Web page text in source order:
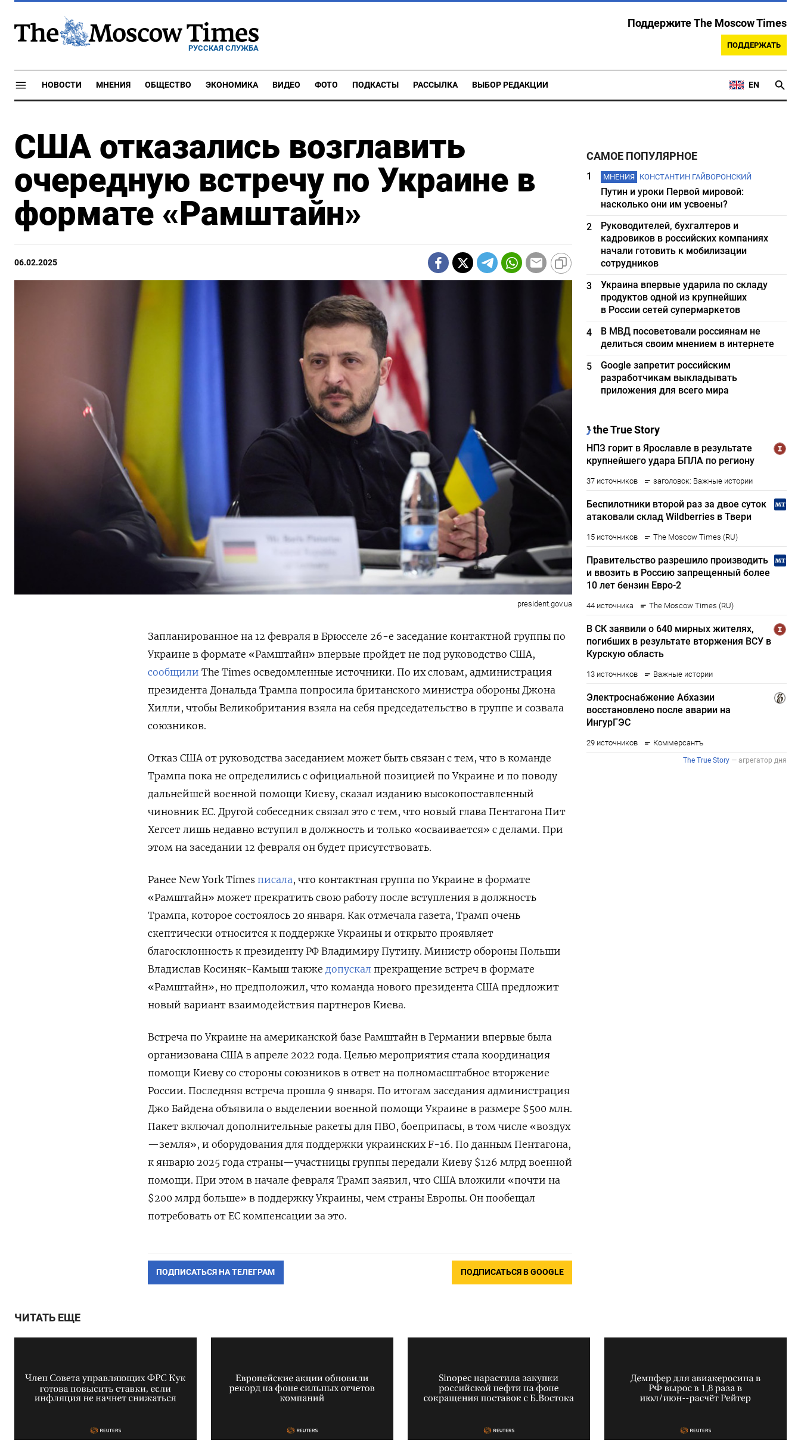
РУССКАЯ СЛУЖБА
Поддержите The Moscow Times
ПОДДЕРЖАТЬ
НОВОСТИ МНЕНИЯ ОБЩЕСТВО ЭКОНОМИКА ВИДЕО ФОТО ПОДКАСТЫ РАССЫЛКА ВЫБОР РЕДАКЦИИ EN
США отказались возглавить
очередную встречу по Украине в
формате «Рамштайн»
06.02.2025
president.gov.ua
Запланированное на 12 февраля в Брюсселе 26-е заседание контактной группы по
Украине в формате «Рамштайн» впервые пройдет не под руководство США,
сообщили The Times осведомленные источники. По их словам, администрация
президента Дональда Трампа попросила британского министра обороны Джона
Хилли, чтобы Великобритания взяла на себя председательство в группе и созвала
союзников.
Отказ США от руководства заседанием может быть связан с тем, что в команде
Трампа пока не определились с официальной позицией по Украине и по поводу
дальнейшей военной помощи Киеву, сказал изданию высокопоставленный
чиновник ЕС. Другой собеседник связал это с тем, что новый глава Пентагона Пит
Хегсет лишь недавно вступил в должность и только «осваивается» с делами. При
этом на заседании 12 февраля он будет присутствовать.
Ранее New York Times писала, что контактная группа по Украине в формате
«Рамштайн» может прекратить свою работу после вступления в должность
Трампа, которое состоялось 20 января. Как отмечала газета, Трамп очень
скептически относится к поддержке Украины и открыто проявляет
благосклонность к президенту РФ Владимиру Путину. Министр обороны Польши
Владислав Косиняк-Камыш также допускал прекращение встреч в формате
«Рамштайн», но предположил, что команда нового президента США предложит
новый вариант взаимодействия партнеров Киева.
Встреча по Украине на американской базе Рамштайн в Германии впервые была
организована США в апреле 2022 года. Целью мероприятия стала координация
помощи Киеву со стороны союзников в ответ на полномасштабное вторжение
России. Последняя встреча прошла 9 января. По итогам заседания администрация
Джо Байдена объявила о выделении военной помощи Украине в размере $500 млн.
Пакет включал дополнительные ракеты для ПВО, боеприпасы, в том числе «воздух
—земля», и оборудования для поддержки украинских F-16. По данным Пентагона,
к январю 2025 года страны—участницы группы передали Киеву $126 млрд военной
помощи. При этом в начале февраля Трамп заявил, что США вложили «почти на
$200 млрд больше» в поддержку Украины, чем страны Европы. Он пообещал
потребовать от ЕС компенсации за это.
ПОДПИСАТЬСЯ НА ТЕЛЕГРАМ ПОДПИСАТЬСЯ В GOOGLE
САМОЕ ПОПУЛЯРНОЕ
1 МНЕНИЯ КОНСТАНТИН ГАЙВОРОНСКИЙ
Путин и уроки Первой мировой:
насколько они им усвоены?
2
Руководителей, бухгалтеров и
кадровиков в российских компаниях
начали готовить к мобилизации
сотрудников
3
Украина впервые ударила по складу
продуктов одной из крупнейших
в России сетей супермаркетов
4
В МВД посоветовали россиянам не
делиться своим мнением в интернете
5
Google запретит российским
разработчикам выкладывать
приложения для всего мира
ЧИТАТЬ ЕЩЕ